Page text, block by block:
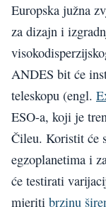
Europska južna
za dizajn i
ANDES bit će
teleskopu (engl.
ESO-a, koji je
Čileu. Koristit će
egzoplanetima i
će testirati
mjeriti brzinu